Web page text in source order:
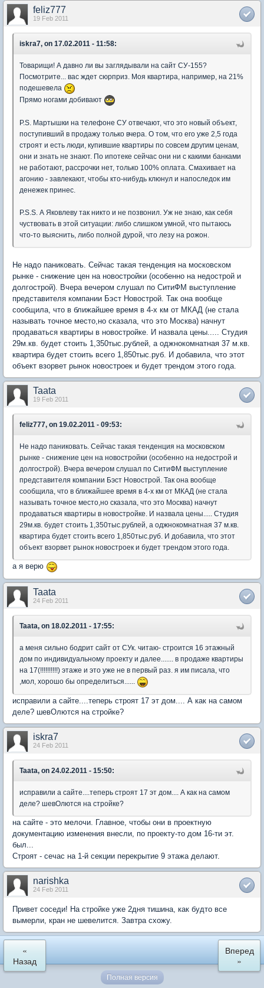
feliz777
19 Feb 2011
iskra7, on 17.02.2011 - 11:58:
Товарищи! А давно ли вы заглядывали на сайт СУ-155?
Посмотрите... вас ждет сюрприз. Моя квартира, например, на 21%
подешевела
Прямо ногами добивают
P.S. Мартышки на телефоне СУ отвечают, что это новый объект,
поступивший в продажу только вчера. О том, что его уже 2,5 года
строят и есть люди, купившие квартиры по совсем другим ценам,
они и знать не знают. По ипотеке сейчас они ни с какими банками
не работают, рассрочки нет, только 100% оплата. Смахивает на
агонию - завлекают, чтобы кто-нибудь клюнул и напоследок им
денежек принес.
P.S.S. А Яковлеву так никто и не позвонил. Уж не знаю, как себя
чуствовать в этой ситуации: либо слишком умной, что пытаюсь
что-то выяснить, либо полной дурой, что лезу на рожон.
Не надо паниковать. Сейчас такая тенденция на московском
рынке - снижение цен на новостройки (особенно на недострой и
долгострой). Вчера вечером слушал по СитиФМ выступление
представителя компании Бэст Новострой. Так она вообще
сообщила, что в ближайшее время в 4-х км от МКАД (не стала
называть точное место,но сказала, что это Москва) начнут
продаваться квартиры в новостройке. И назвала цены..... Студия
29м.кв. будет стоить 1,350тыс.рублей, а оджнокомнатная 37 м.кв.
квартира будет стоить всего 1,850тыс.руб. И добавила, что этот
объект взорвет рынок новостроек и будет трендом этого года.
Taata
19 Feb 2011
feliz777, on 19.02.2011 - 09:53:
Не надо паниковать. Сейчас такая тенденция на московском
рынке - снижение цен на новостройки (особенно на недострой и
долгострой). Вчера вечером слушал по СитиФМ выступление
представителя компании Бэст Новострой. Так она вообще
сообщила, что в ближайшее время в 4-х км от МКАД (не стала
называть точное место,но сказала, что это Москва) начнут
продаваться квартиры в новостройке. И назвала цены..... Студия
29м.кв. будет стоить 1,350тыс.рублей, а оджнокомнатная 37 м.кв.
квартира будет стоить всего 1,850тыс.руб. И добавила, что этот
объект взорвет рынок новостроек и будет трендом этого года.
а я верю
Taata
24 Feb 2011
Taata, on 18.02.2011 - 17:55:
а меня сильно бодрит сайт от СУк. читаю- строится 16 этажный
дом по индивидуальному проекту и далее....... в продаже квартиры
на 17(!!!!!!!!!!) этаже и это уже не в первый раз. я им писала, что
,мол, хорошо бы определиться......
исправили а сайте....теперь строят 17 эт дом.... А как на самом
деле? шевОлются на стройке?
iskra7
24 Feb 2011
Taata, on 24.02.2011 - 15:50:
исправили а сайте....теперь строят 17 эт дом.... А как на самом
деле? шевОлются на стройке?
на сайте - это мелочи. Главное, чтобы они в проектную
документацию изменения внесли, по проекту-то дом 16-ти эт.
был...
Строят - сечас на 1-й секции перекрытие 9 этажа делают.
narishka
24 Feb 2011
Привет соседи! На стройке уже 2дня тишина, как будто все
вымерли, кран не шевелится. Завтра схожу.
«
Назад
Вперед
»
Полная версия